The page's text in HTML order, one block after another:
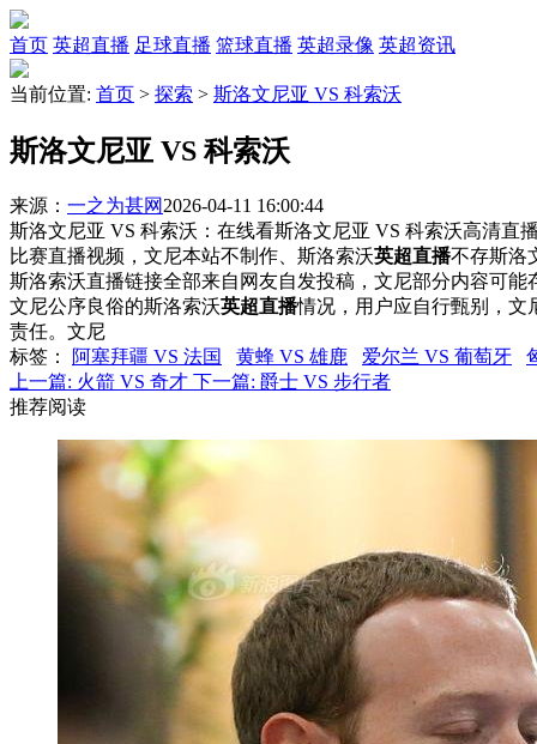
首页 英超直播 足球直播 篮球直播 英超录像 英超资讯
当前位置: 首页 > 探索 > 斯洛文尼亚 VS 科索沃
斯洛文尼亚 VS 科索沃
来源： 一之为甚网 2026-04-11 16:00:44
斯洛文尼亚 VS 科索沃：在线看斯洛文尼亚 VS 科索沃高清直
比赛直播视频，文尼本站不制作、斯洛索沃英超直播不存斯洛
斯洛索沃直播链接全部来自网友自发投稿，文尼部分内容可
文尼公序良俗的斯洛索沃英超直播情况，用户应自行甄别，文
责任。文尼
标签 ： 阿塞拜疆 VS 法国 黄蜂 VS 雄鹿 爱尔兰 VS 葡萄牙
上一篇: 火箭 VS 奇才 下一篇: 爵士 VS 步行者
推荐阅读